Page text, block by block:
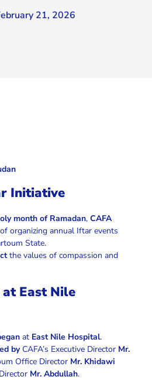
21, 2026
Initiative
month of Ramadan, CAFA
organizing annual Iftar events
State.
the values of compassion and
East Nile
at East Nile Hospital.
byCAFA’s Executive Director Mr.
Office Director Mr. Khidawi
Mr. Abdullah.